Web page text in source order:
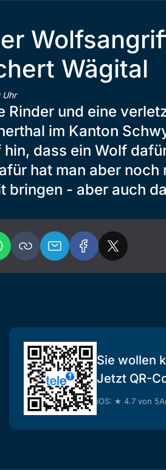
Wägital
Uhr
Rinder und eine
im Kanton
dass ein Wolf
hat man aber noch
bringen - aber auch
Sie wollen
Jetzt QR-
iOS: ★ 4.7 von 5